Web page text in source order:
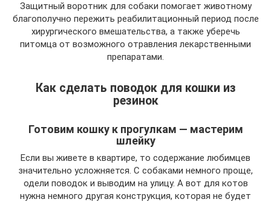
Защитный воротник для собаки помогает животному
благополучно пережить реабилитационный период после
хирургического вмешательства, а также уберечь
питомца от возможного отравления лекарственными
препаратами.
Как сделать поводок для кошки из
резинок
Готовим кошку к прогулкам — мастерим
шлейку
Если вы живете в квартире, то содержание любимцев
значительно усложняется. С собаками немного проще,
одели поводок и выводим на улицу. А вот для котов
нужна немного другая конструкция, которая не будет